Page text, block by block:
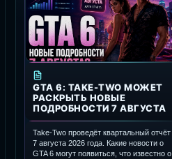
GTA 6: TAKE-TWO МОЖЕТ
РАСКРЫТЬ НОВЫЕ
ПОДРОБНОСТИ 7 АВГУСТА
Take-Two проведёт квартальный отчёт
7 августа 2026 года. Какие новости о
GTA 6 могут появиться, что известно о